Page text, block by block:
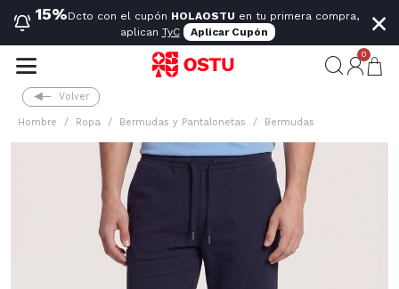
15%Dcto con el cupón HOLAOSTU en tu primera compra,
aplican TyC Aplicar Cupón ×
0
Volver
Hombre Ropa Bermudas y Pantalonetas Bermudas